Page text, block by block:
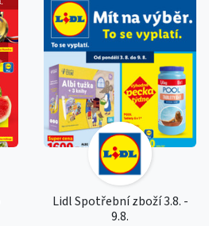
Lidl Spotřební zboží 3.8. -
9.8.